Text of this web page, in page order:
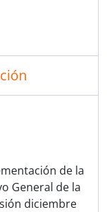
de la
General de la
diciembre